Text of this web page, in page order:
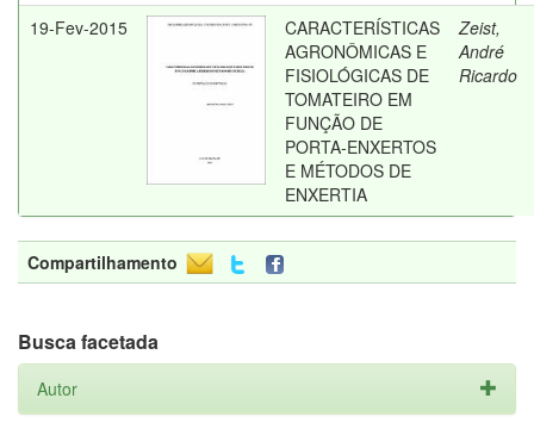
19-Fev-2015
CARACTERÍSTICAS
AGRONÔMICAS E
FISIOLÓGICAS DE
TOMATEIRO EM
FUNÇÃO DE
PORTA-ENXERTOS
E MÉTODOS DE
ENXERTIA
Zeist,
André
Ricardo
Compartilhamento
Busca facetada
Autor